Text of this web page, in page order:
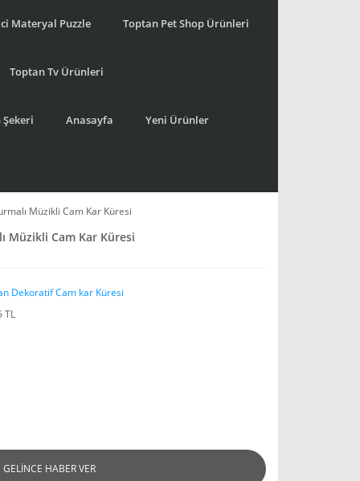
Materyal Puzzle Toptan Pet Shop Ürünleri
Toptan Tv Ürünleri
Anasayfa Yeni Ürünler
Müzikli Cam Kar Küresi
Müzikli Cam Kar Küresi
Dekoratif Cam kar Küresi
TL
GELİNCE HABER VER